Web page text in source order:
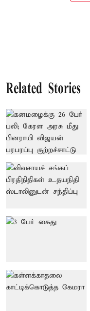
Related Stories